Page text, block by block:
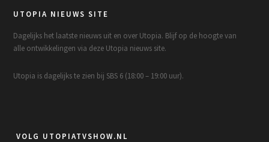
UTOPIA NIEUWS SITE
Dagelijks het laatste nieuws uit en over Utopia. Blijf op de hoogte van
alle ontwikkelingen via deze Utopia nieuws site.
Utopia is dagelijks te zien bij SBS 6 (18:00 – 19:00 uur).
VOLG UTOPIATVSHOW.NL